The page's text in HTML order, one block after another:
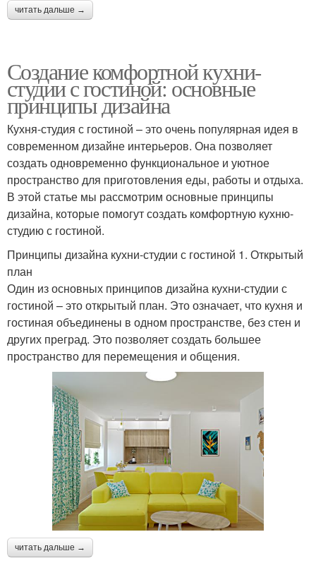
читать дальше →
Создание комфортной кухни-
студии с гостиной: основные
принципы дизайна
Кухня-студия с гостиной – это очень популярная идея в
современном дизайне интерьеров. Она позволяет
создать одновременно функциональное и уютное
пространство для приготовления еды, работы и отдыха.
В этой статье мы рассмотрим основные принципы
дизайна, которые помогут создать комфортную кухню-
студию с гостиной.
Принципы дизайна кухни-студии с гостиной 1. Открытый
план
Один из основных принципов дизайна кухни-студии с
гостиной – это открытый план. Это означает, что кухня и
гостиная объединены в одном пространстве, без стен и
других преград. Это позволяет создать большее
пространство для перемещения и общения.
читать дальше →